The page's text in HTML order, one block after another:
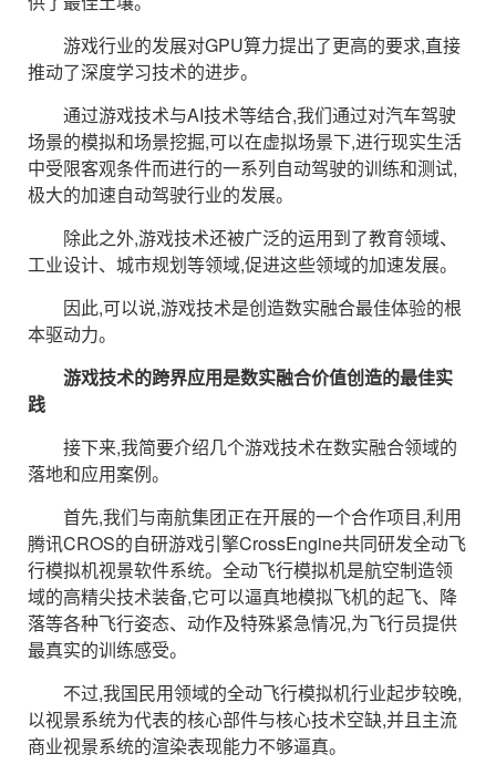
游戏行业的发展对GPU算力提出了更高的要求,直接
推动了深度学习技术的进步。
通过游戏技术与AI技术等结合,我们通过对汽车驾驶
场景的模拟和场景挖掘,可以在虚拟场景下,进行现实生活
中受限客观条件而进行的一系列自动驾驶的训练和测试,
极大的加速自动驾驶行业的发展。
除此之外,游戏技术还被广泛的运用到了教育领域、
工业设计、城市规划等领域,促进这些领域的加速发展。
因此,可以说,游戏技术是创造数实融合最佳体验的根
本驱动力。
游戏技术的跨界应用是数实融合价值创造的最佳实
践
接下来,我简要介绍几个游戏技术在数实融合领域的
落地和应用案例。
首先,我们与南航集团正在开展的一个合作项目,利用
腾讯CROS的自研游戏引擎CrossEngine共同研发全动飞
行模拟机视景软件系统。全动飞行模拟机是航空制造领
域的高精尖技术装备,它可以逼真地模拟飞机的起飞、降
落等各种飞行姿态、动作及特殊紧急情况,为飞行员提供
最真实的训练感受。
不过,我国民用领域的全动飞行模拟机行业起步较晚,
以视景系统为代表的核心部件与核心技术空缺,并且主流
商业视景系统的渲染表现能力不够逼真。